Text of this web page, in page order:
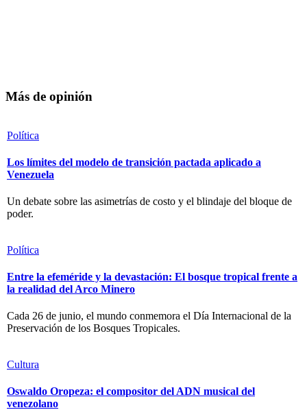
Más de opinión
Política
Los límites del modelo de transición pactada aplicado a
Venezuela
Un debate sobre las asimetrías de costo y el blindaje del bloque de
poder.
Política
Entre la efeméride y la devastación: El bosque tropical frente a
la realidad del Arco Minero
Cada 26 de junio, el mundo conmemora el Día Internacional de la
Preservación de los Bosques Tropicales.
Cultura
Oswaldo Oropeza: el compositor del ADN musical del
venezolano